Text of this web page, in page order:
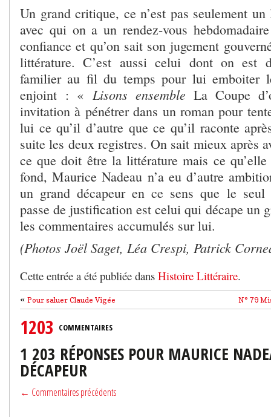
Un grand critique, ce n’est pas seulement
avec qui on a un rendez-vous
confiance et qu’on sait son jugement
littérature. C’est aussi celui dont on est
familier au fil du temps pour lui emboiter
enjoint : « Lisons ensemble La Coupe
invitation à pénétrer dans un roman pour
lui ce qu’il d’autre que ce qu’il raconte
suite les deux registres. On sait mieux après
ce que doit être la littérature mais ce
fond, Maurice Nadeau n’a eu d’autre
un grand décapeur en ce sens que le seul
passe de justification est celui qui décape un
les commentaires accumulés sur lui.
(Photos Joël Saget, Léa Crespi, Patrick
Cette entrée a été publiée dans Histoire Littéraire.
N° 79
« Pour saluer Claude Vigée
1203 COMMENTAIRES
1 203 RÉPONSES POUR MAURICE
DÉCAPEUR
← Commentaires précédents